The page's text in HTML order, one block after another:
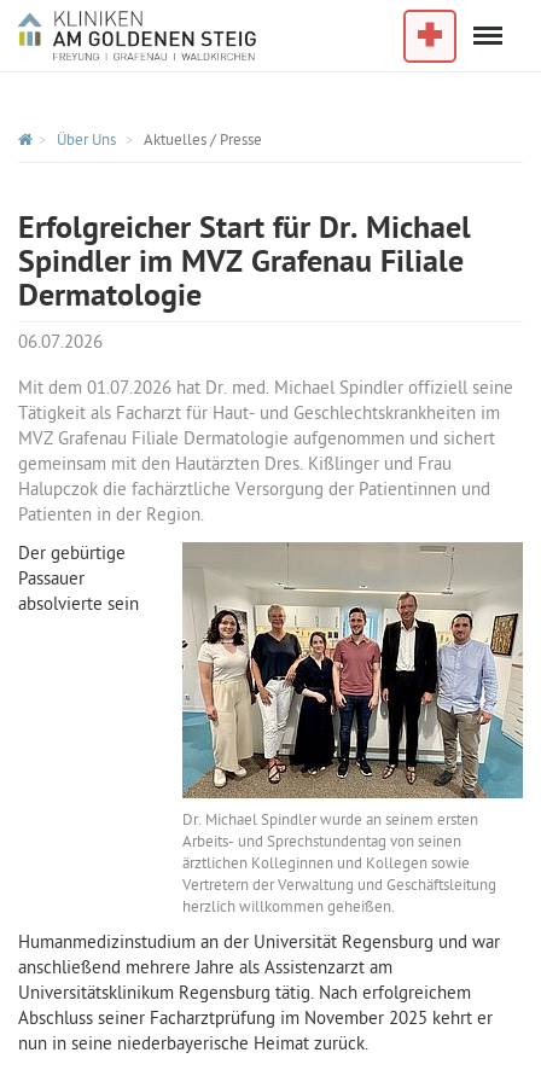
Im NotfallMenu
Über Uns Aktuelles / Presse
Erfolgreicher Start für Dr. Michael
Spindler im MVZ Grafenau Filiale
Dermatologie
06.07.2026
Mit dem 01.07.2026 hat Dr. med. Michael Spindler offiziell seine
Tätigkeit als Facharzt für Haut- und Geschlechtskrankheiten im
MVZ Grafenau Filiale Dermatologie aufgenommen und sichert
gemeinsam mit den Hautärzten Dres. Kißlinger und Frau
Halupczok die fachärztliche Versorgung der Patientinnen und
Patienten in der Region.
Dr. Michael Spindler wurde an seinem ersten
Arbeits- und Sprechstundentag von seinen
ärztlichen Kolleginnen und Kollegen sowie
Vertretern der Verwaltung und Geschäftsleitung
herzlich willkommen geheißen.
Der gebürtige
Passauer
absolvierte sein
Humanmedizinstudium an der Universität Regensburg und war
anschließend mehrere Jahre als Assistenzarzt am
Universitätsklinikum Regensburg tätig. Nach erfolgreichem
Abschluss seiner Facharztprüfung im November 2025 kehrt er
nun in seine niederbayerische Heimat zurück.